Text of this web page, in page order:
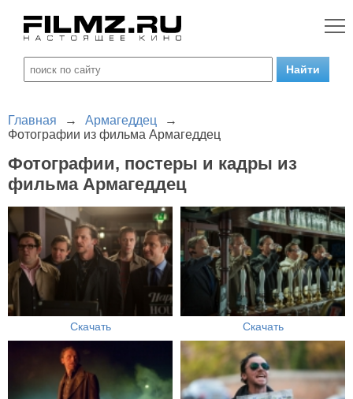
Главная → Армагеддец
→
Фотографии из фильма Армагеддец
Фотографии, постеры и кадры из
фильма Армагеддец
Скачать Скачать